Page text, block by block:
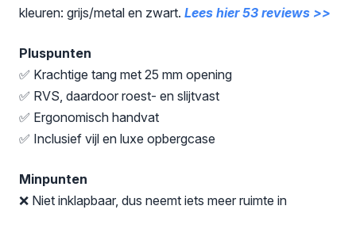
kleuren: grijs/metal en zwart. Lees hier 53 reviews >>
Pluspunten
✅ Krachtige tang met 25 mm opening
✅ RVS, daardoor roest- en slijtvast
✅ Ergonomisch handvat
✅ Inclusief vijl en luxe opbergcase
Minpunten
❌ Niet inklapbaar, dus neemt iets meer ruimte in